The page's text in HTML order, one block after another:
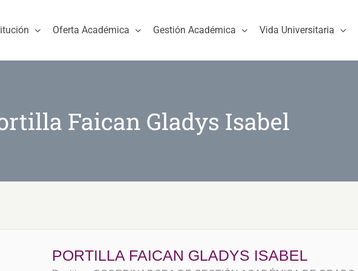
Oferta Académica Gestión Académica Vida Universitaria
Faican Gladys Isabel
PORTILLA FAICAN GLADYS ISABEL